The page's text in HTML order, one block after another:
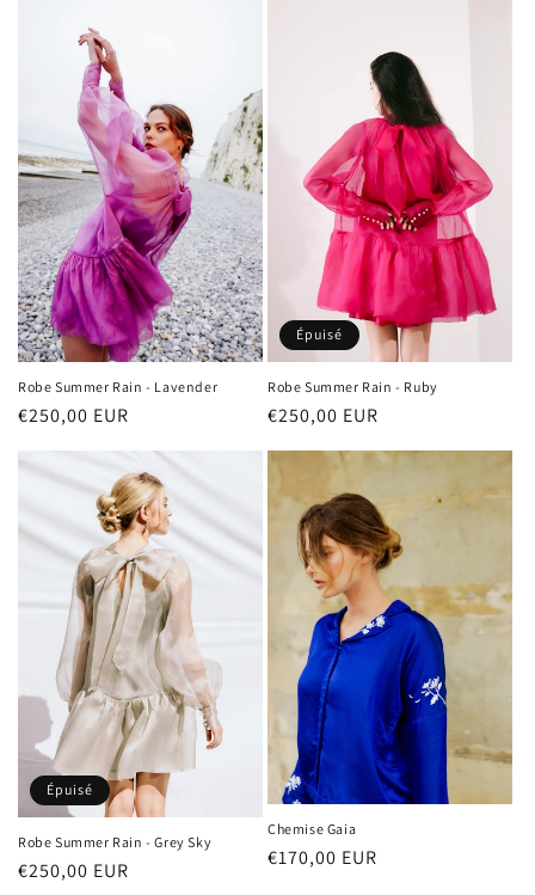
Robe Summer Rain - Lavender
Prix
€250,00 EUR
Épuisé
Robe Summer Rain - Ruby
Prix
€250,00 EUR
Épuisé
Robe Summer Rain - Grey Sky
Prix
€250,00 EUR
Chemise Gaia
Prix
€170,00 EUR